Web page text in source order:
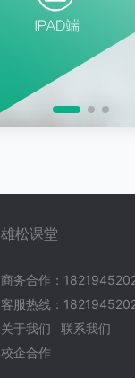
雄松课堂
商务合作：
客服热线：
关于我们
联系我们
校企合作